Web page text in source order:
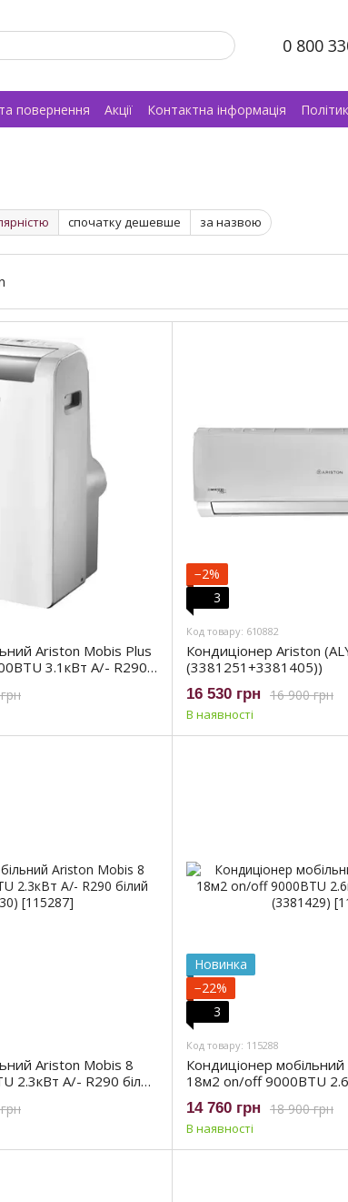
0 800
повернення Акції Контактна інформація
спочатку дешевше за назвою
Ariston Mobis Plus
3.1кВт A/- R290
−2%
3
Код товару: 610882
Кондиціонер Ariston
(3381251+3381405))
16 900 грн
16 530 грн
В наявності
Ariston Mobis 8
2.3кВт A/- R290 білий
Новинка
−22%
3
Код товару: 115288
Кондиціонер
18м2 on/off 9000BTU
(3381429)
18 900 грн
14 760 грн
В наявності